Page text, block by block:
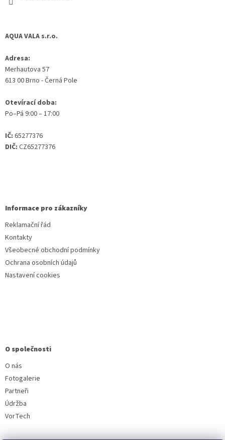
AQUA VALA s.r.o.
Adresa:
Merhautova 57
613 00 Brno - Černá Pole
Otevírací doba:
Po–Pá 9:00 – 17:00
IČ: 65277376
DIČ: CZ65277376
Informace pro zákazníky
Reklamační řád
Kontakty
Všeobecné obchodní podmínky
Ochrana osobních údajů
Nastavení cookies
O společnosti
O nás
Fotogalerie
Partneři
Údržba
VorTech